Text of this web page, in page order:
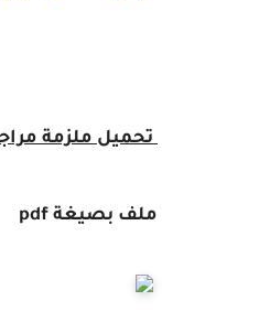
تحميلملزمة
ملف بصيغة pdf